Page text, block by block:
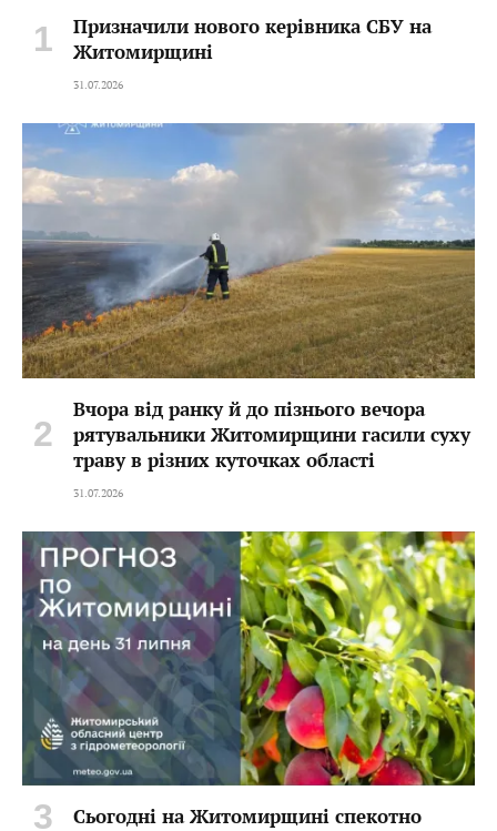
Призначили нового керівника СБУ на
Житомирщині
31.07.2026
Вчора від ранку й до пізнього вечора
рятувальники Житомирщини гасили суху
траву в різних куточках області
31.07.2026
Сьогодні на Житомирщині спекотно